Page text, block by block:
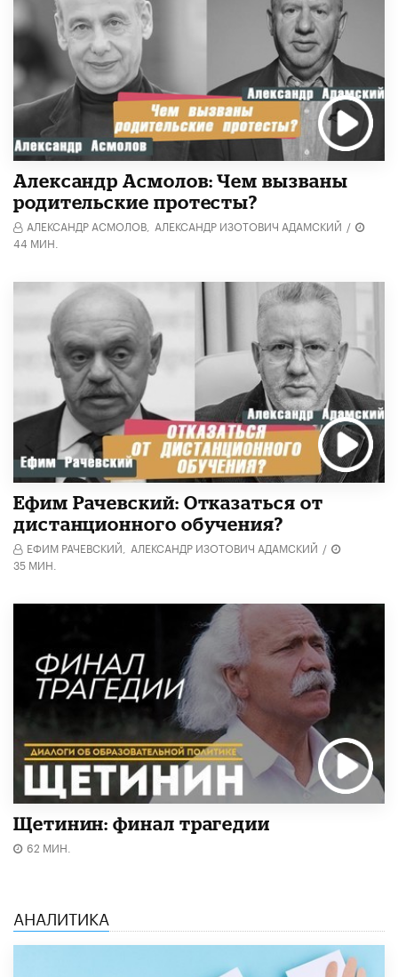
Александр Асмолов: Чем вызваны
родительские протесты?
АЛЕКСАНДР АСМОЛОВ, АЛЕКСАНДР ИЗОТОВИЧ АДАМСКИЙ /
44 МИН.
Ефим Рачевский: Отказаться от
дистанционного обучения?
ЕФИМ РАЧЕВСКИЙ, АЛЕКСАНДР ИЗОТОВИЧ АДАМСКИЙ /
35 МИН.
Щетинин: финал трагедии
62 МИН.
АНАЛИТИКА